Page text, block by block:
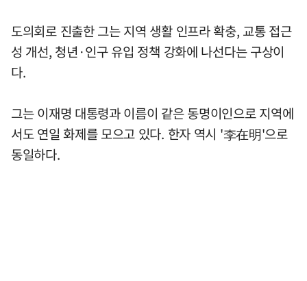
도의회로 진출한 그는 지역 생활 인프라 확충, 교통 접근
성 개선, 청년·인구 유입 정책 강화에 나선다는 구상이
다.
그는 이재명 대통령과 이름이 같은 동명이인으로 지역에
서도 연일 화제를 모으고 있다. 한자 역시 '李在明'으로
동일하다.